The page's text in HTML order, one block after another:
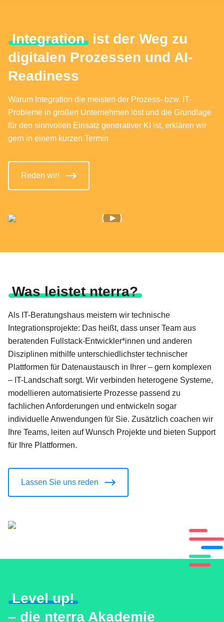
Integration ist der Weg zu
digitalen Prozessen und AI-
Readiness
Warum Integration die meisten der Prozess- bzw. IT-
Probleme in großen Unternehmen löst und die Grundlage
für den sinnvollen Einsatz generativer KI ist, erklären wir
gern in einem kurzen Termin
Reden wir!
Was leistet nterra?
Als IT-Beratungshaus meistern wir technische
Integrationsprojekte: Das heißt, dass unser Team aus
beratenden Fullstack-Entwickler*innen und anderen
Disziplinen mithilfe unterschiedlichster technischer
Plattformen für Datenaustausch in Ihrer – gern komplexen
– IT-Landschaft sorgt. Wir verbinden heterogene Systeme,
modellieren automatisierte Prozesse passend zu
fachlichen Anforderungen und entwickeln sogar
individuelle Anwendungen für Sie. Zusätzlich coachen wir
Ihre Teams, leiten auf Wunsch Projekte und bieten Support
für Ihre Plattformen.
Lassen Sie uns reden
Level up!
– die nterra Akademie